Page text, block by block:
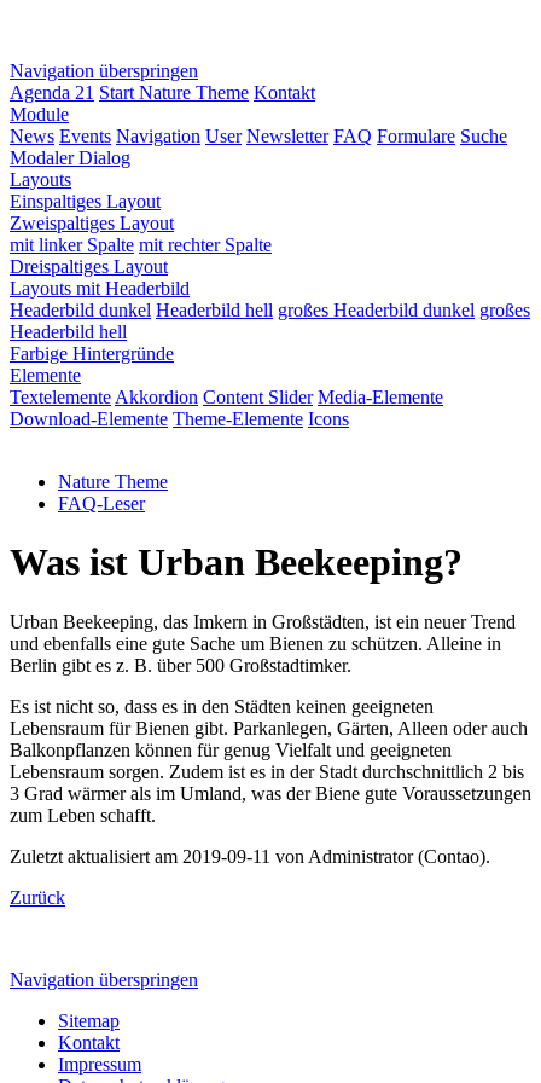
Navigation überspringen
Agenda 21 Start Nature Theme Kontakt
Module
News Events Navigation User Newsletter FAQ Formulare Suche
Modaler Dialog
Layouts
Einspaltiges Layout
Zweispaltiges Layout
mit linker Spalte mit rechter Spalte
Dreispaltiges Layout
Layouts mit Headerbild
Headerbild dunkel Headerbild hell großes Headerbild dunkel großes
Headerbild hell
Farbige Hintergründe
Elemente
Textelemente Akkordion Content Slider Media-Elemente
Download-Elemente Theme-Elemente Icons
Nature Theme
FAQ-Leser
Was ist Urban Beekeeping?
Urban Beekeeping, das Imkern in Großstädten, ist ein neuer Trend
und ebenfalls eine gute Sache um Bienen zu schützen. Alleine in
Berlin gibt es z. B. über 500 Großstadtimker.
Es ist nicht so, dass es in den Städten keinen geeigneten
Lebensraum für Bienen gibt. Parkanlegen, Gärten, Alleen oder auch
Balkonpflanzen können für genug Vielfalt und geeigneten
Lebensraum sorgen. Zudem ist es in der Stadt durchschnittlich 2 bis
3 Grad wärmer als im Umland, was der Biene gute Voraussetzungen
zum Leben schafft.
Zuletzt aktualisiert am 2019-09-11 von Administrator (Contao).
Zurück
Navigation überspringen
Sitemap
Kontakt
Impressum